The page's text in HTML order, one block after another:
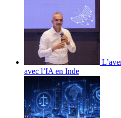
avec l’IA en Inde